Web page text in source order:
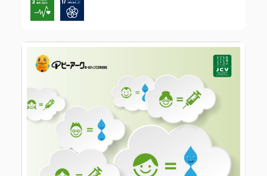
ピーアークで楽しむ
ピーアークで楽しむ トップ
パチンコ・スロット
企業情報
企業情報 トップ
会社概要 代表挨拶